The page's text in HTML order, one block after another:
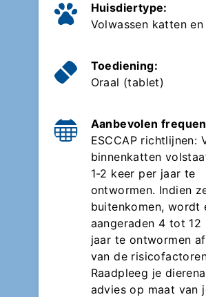
Huisdiertype:
Volwassen katten
Toediening:
Oraal (tablet)
Aanbevolen
ESCCAP richtlijnen:
binnenkatten
1-2 keer per jaar te
ontwormen. Indien
buitenkomen, wordt
aangeraden 4 tot 12
jaar te ontwormen
van de
Raadpleeg je
advies op maat van